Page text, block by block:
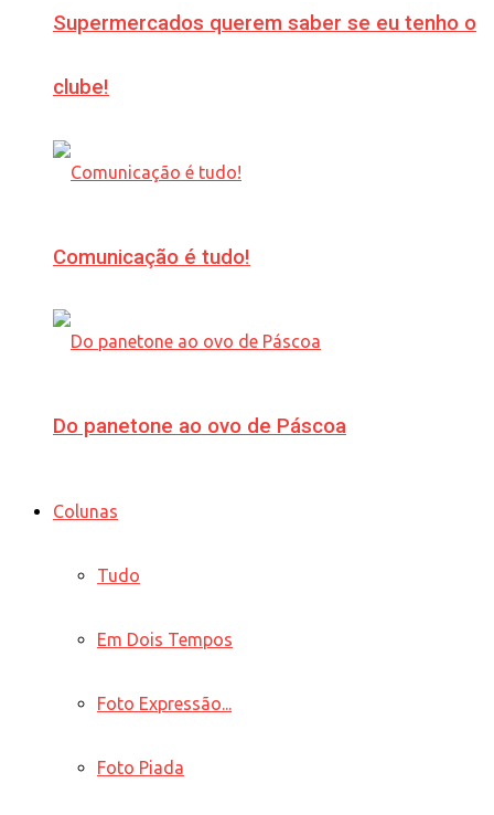
Supermercados querem saber se eu tenho o
clube!
Comunicação é tudo!
Do panetone ao ovo de Páscoa
Colunas
Tudo
Em Dois Tempos
Foto Expressão...
Foto Piada